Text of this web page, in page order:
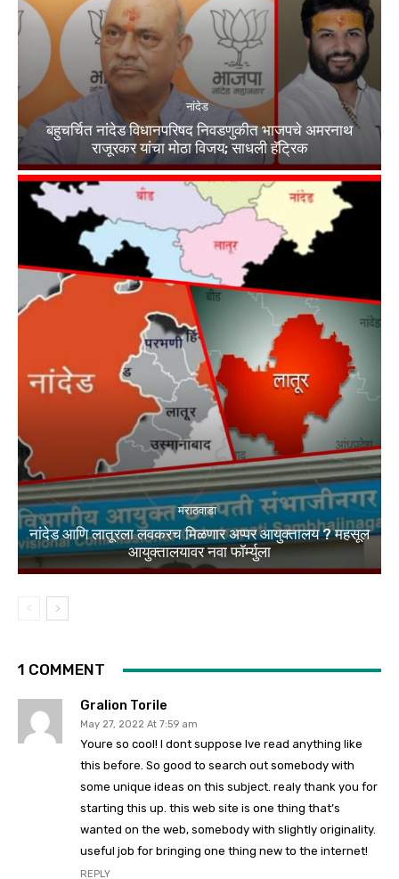
नांदेड
बहुचर्चित नांदेड विधानपरिषद निवडणुकीत भाजपचे अमरनाथ
राजूरकर यांचा मोठा विजय; साधली हॅट्रिक
मराठवाडा
नांदेड आणि लातूरला लवकरच मिळणार अप्पर आयुक्तालय ? महसूल
आयुक्तालयावर नवा फॉर्म्युला
1 COMMENT
Gralion Torile
May 27, 2022 At 7:59 am
Youre so cool! I dont suppose Ive read anything like
this before. So good to search out somebody with
some unique ideas on this subject. realy thank you for
starting this up. this web site is one thing that’s
wanted on the web, somebody with slightly originality.
useful job for bringing one thing new to the internet!
REPLY